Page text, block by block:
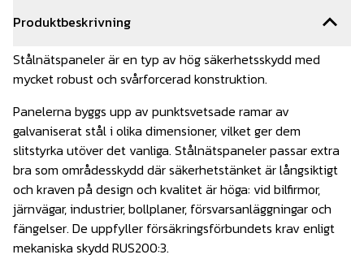
Produktbeskrivning
Stålnätspaneler är en typ av hög säkerhetsskydd med
mycket robust och svårforcerad konstruktion.
Panelerna byggs upp av punktsvetsade ramar av
galvaniserat stål i olika dimensioner, vilket ger dem
slitstyrka utöver det vanliga. Stålnätspaneler passar extra
bra som områdesskydd där säkerhetstänket är långsiktigt
och kraven på design och kvalitet är höga: vid bilfirmor,
järnvägar, industrier, bollplaner, försvarsanläggningar och
fängelser. De uppfyller försäkringsförbundets krav enligt
mekaniska skydd RUS200:3.